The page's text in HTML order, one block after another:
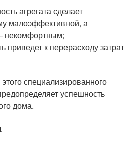
агрегата сделает
малоэффективной, а
некомфортным;
приведет к перерасходу затрат
специализированного
успешность
дома.